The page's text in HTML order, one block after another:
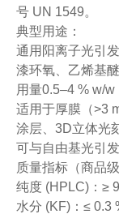
号 UN 1549。
典型用途：
通用阳离子光引
漆环氧、乙烯基
用量0.5–4 % w/w
适用于厚膜（>3
涂层、3D立体光
可与自由基光引
质量指标（商品级
纯度 (HPLC)：≥
水分 (KF)：≤ 0.3